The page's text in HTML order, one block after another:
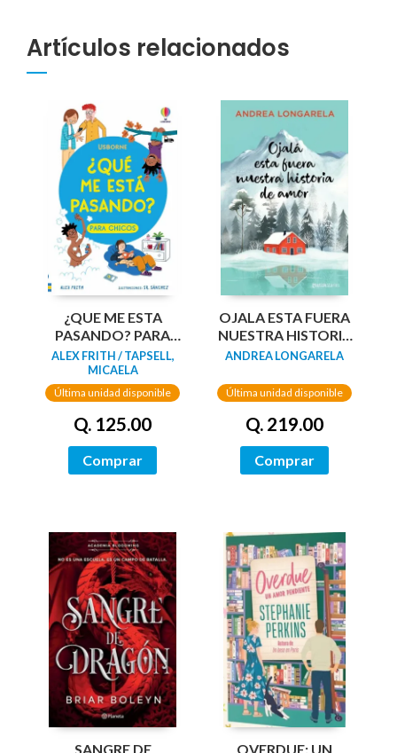
Artículos relacionados
¿QUE ME ESTA
PASANDO? PARA
CHICOS
ALEX FRITH / TAPSELL,
MICAELA
Última unidad disponible
Q. 125.00
Comprar
OJALA ESTA FUERA
NUESTRA HISTORIA
DE AMOR
ANDREA LONGARELA
Última unidad disponible
Q. 219.00
Comprar
SANGRE DE OVERDUE: UN